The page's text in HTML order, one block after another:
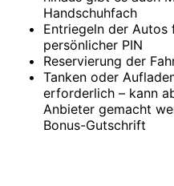
Exterieur
Interieur
Navigation Update
Kommunikation &
Winterkompletträder
Sommerkompletträder
Räderzubehör
Felgen
Reifen
Handschuhfach
•
Entriegeln der
persönlicher PIN
•
Reservierung der
• Tanken oder
erforderlich – kann
Anbieter gemacht
Bonus-Gutschrift